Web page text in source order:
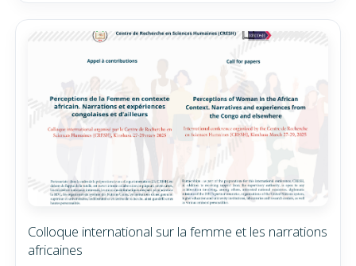
Colloque international sur la femme et les narrations
africaines